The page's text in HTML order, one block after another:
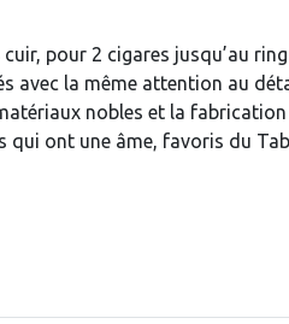
pour 2 cigares jusqu’au
avec la même attention au
nobles et la
qui ont une âme, favoris du